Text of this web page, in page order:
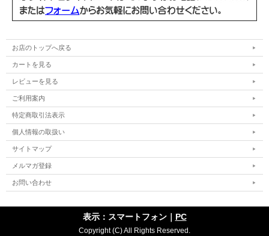
Officeソフト
WPS Office インストール済み(Microsoft
Officeと高い互換性)
付属品
電源ケーブル/ACアダプター、Officeライセ
お店のトップへ戻る
カートを見る
レビューを見る
ご利用案内
特定商取引法表示
個人情報の取扱い
サイトマップ
メルマガ登録
お問い合わせ
表示：スマートフォン｜ PC
Copyright (C) All Rights Reserved.